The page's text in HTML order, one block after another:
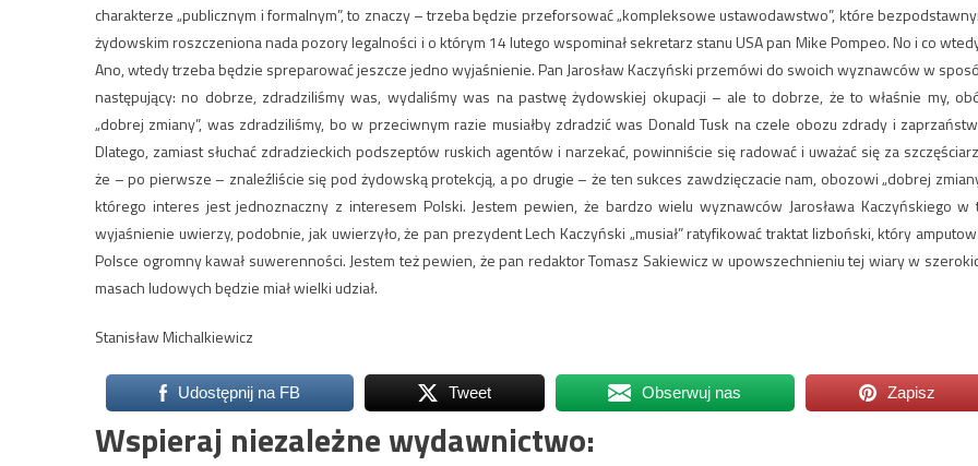
charakterze „publicznym i formalnym”, to znaczy – trzeba będzie przeforsować „kompleksowe ustawodawstwo”, które
żydowskim roszczeniona nada pozory legalności i o którym 14 lutego wspominał sekretarz stanu USA pan Mike Pompeo. No i co
Ano, wtedy trzeba będzie spreparować jeszcze jedno wyjaśnienie. Pan Jarosław Kaczyński przemówi do swoich wyznawców w
następujący: no dobrze, zdradziliśmy was, wydaliśmy was na pastwę żydowskiej okupacji – ale to dobrze, że to właśnie my,
„dobrej zmiany”, was zdradziliśmy, bo w przeciwnym razie musiałby zdradzić was Donald Tusk na czele obozu zdrady i
Dlatego, zamiast słuchać zdradzieckich podszeptów ruskich agentów i narzekać, powinniście się radować i uważać się za
że – po pierwsze – znaleźliście się pod żydowską protekcją, a po drugie – że ten sukces zawdzięczacie nam, obozowi „dobrej
którego interes jest jednoznaczny z interesem Polski. Jestem pewien, że bardzo wielu wyznawców Jarosława Kaczyńskiego w
wyjaśnienie uwierzy, podobnie, jak uwierzyło, że pan prezydent Lech Kaczyński „musiał” ratyfikować traktat lizboński, który
Polsce ogromny kawał suwerenności. Jestem też pewien, że pan redaktor Tomasz Sakiewicz w upowszechnieniu tej wiary w
masach ludowych będzie miał wielki udział.
Stanisław Michalkiewicz
Udostępnij na FB Tweet Obserwuj nas Zapisz
Wspieraj niezależne wydawnictwo: